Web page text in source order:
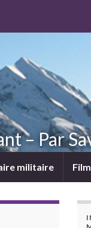
– Par
militaire Film